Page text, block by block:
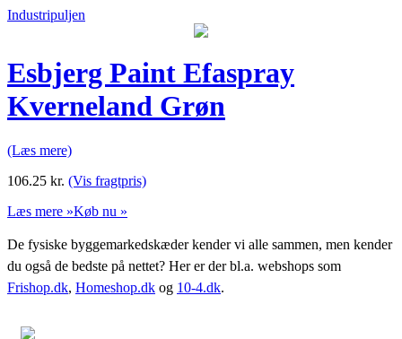
Industripuljen
Esbjerg Paint Efaspray
Kverneland Grøn
(Læs mere)
106.25 kr. (Vis fragtpris)
Læs mere »Køb nu »
De fysiske byggemarkedskæder kender vi alle sammen, men kender
du også de bedste på nettet? Her er der bl.a. webshops som
Frishop.dk, Homeshop.dk og 10-4.dk.